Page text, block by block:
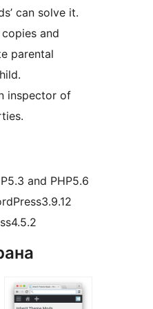
can solve it.
and
parental
inspector of
and PHP5.6